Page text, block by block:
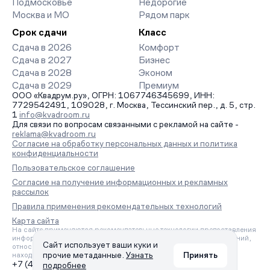
Подмосковье
Москва и МО
Недорогие
Рядом парк
Срок сдачи
Сдача в 2026
Сдача в 2027
Сдача в 2028
Сдача в 2029
Класс
Комфорт
Бизнес
Эконом
Премиум
ООО «Квадрум.ру», ОГРН: 1067746345699, ИНН:
7729542491, 109028, г. Москва, Тессинский пер., д. 5, стр.
1 info@kvadroom.ru
Для связи по вопросам связанными с рекламой на сайте -
reklama@kvadroom.ru
Согласие на обработку персональных данных и политика
конфиденциальности
Пользовательское соглашение
Согласие на получение информационных и рекламных
рассылок
Правила применения рекомендательных технологий
Карта сайта
На сайте применяются рекомендательные технологии предоставления
информации на основе сбора, систематизации и анализа сведений,
относящихся к предпочтениям пользователей сети «Интернет»,
находящихся на территории Российской Федерации.
+7 (495) 157-88-80
Сайт использует ваши куки и
прочие метаданные. Узнать
подробнее
Принять